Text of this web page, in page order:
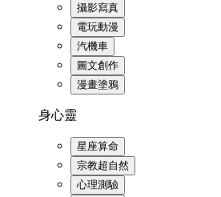
攝影寫真
電玩動漫
汽機車
圖文創作
漫畫塗鴉
身心靈
星座算命
宗教超自然
心理測驗